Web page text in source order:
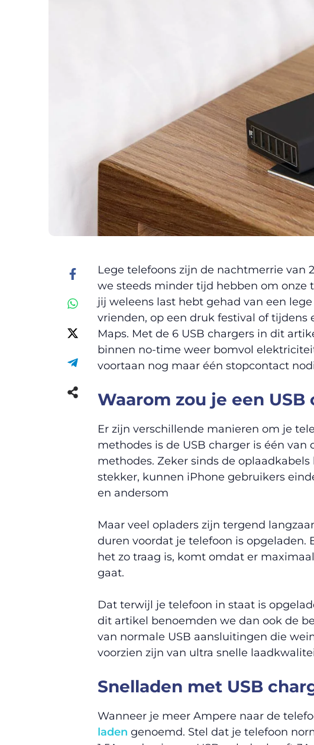
Lege telefoons zijn de nachtmerrie van
we steeds minder tijd hebben om onze
jij weleens last hebt gehad van een
vrienden, op een druk festival of tijdens
Maps. Met de 6 USB chargers in dit
binnen no-time weer bomvol
voortaan nog maar één stopcontact
Waarom zou je een USB
Er zijn verschillende manieren om je
methodes is de USB charger is één
methodes. Zeker sinds de
stekker, kunnen iPhone gebruikers
en andersom
Maar veel opladers zijn tergend
duren voordat je telefoon is
het zo traag is, komt omdat er
gaat.
Dat terwijl je telefoon in staat is
dit artikel benoemden we dan ook de
van normale USB aansluitingen die
voorzien zijn van ultra snelle
Snelladen met USB
Wanneer je meer Ampere naar de
laden genoemd. Stel dat je telefoon